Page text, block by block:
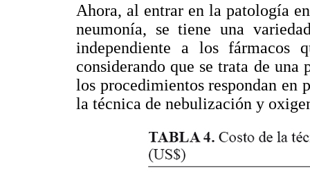
Ahora, al entrar en la patología
neumonía, se tiene una
independiente a los fármacos
considerando que se trata de una
los procedimientos respondan en
la técnica de nebulización y